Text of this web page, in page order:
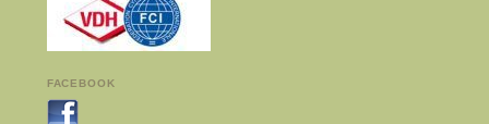
FACEBOOK